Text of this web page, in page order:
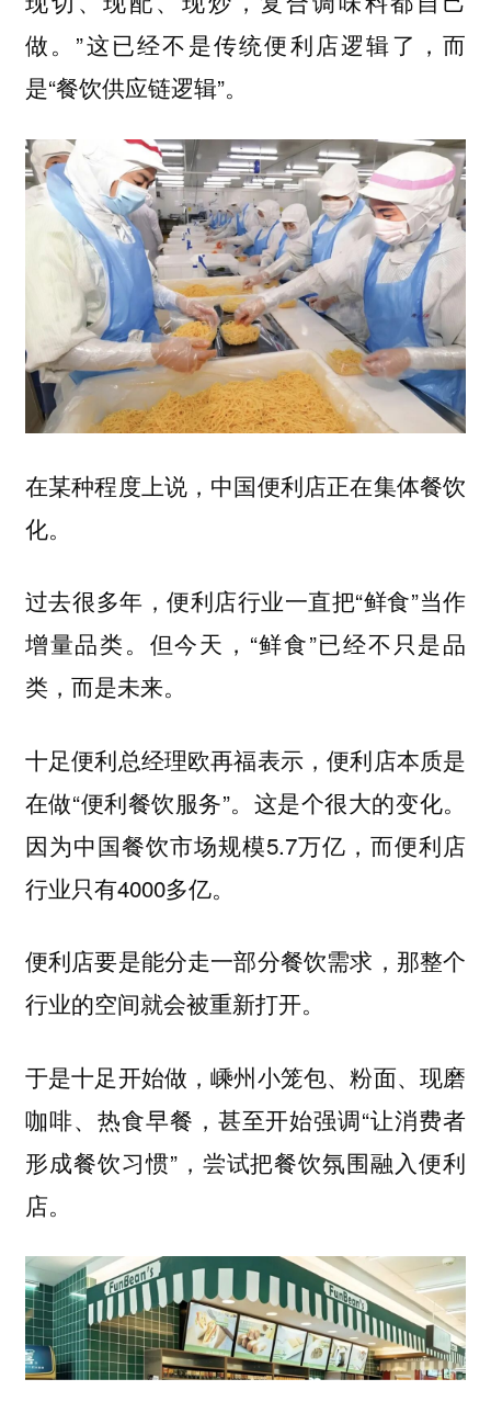
做。”这已经不是传统便利店逻辑了，而
是“餐饮供应链逻辑”。
在某种程度上说，中国便利店正在集体餐饮
化。
过去很多年，便利店行业一直把“鲜食”当作
增量品类。但今天，“鲜食”已经不只是品
类，而是未来。
十足便利总经理欧再福表示，便利店本质是
在做“便利餐饮服务”。这是个很大的变化。
因为中国餐饮市场规模5.7万亿，而便利店
行业只有4000多亿。
便利店要是能分走一部分餐饮需求，那整个
行业的空间就会被重新打开。
于是十足开始做，嵊州小笼包、粉面、现磨
咖啡、热食早餐，甚至开始强调“让消费者
形成餐饮习惯”，尝试把餐饮氛围融入便利
店。